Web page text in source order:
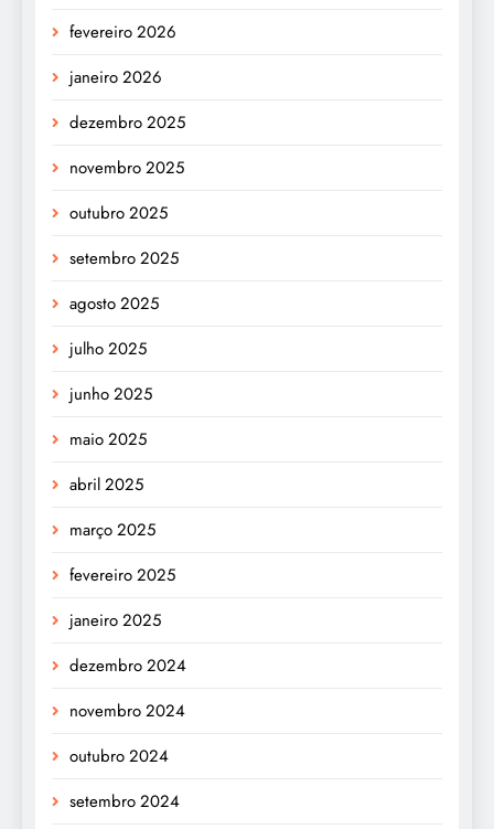
fevereiro 2026
janeiro 2026
dezembro 2025
novembro 2025
outubro 2025
setembro 2025
agosto 2025
julho 2025
junho 2025
maio 2025
abril 2025
março 2025
fevereiro 2025
janeiro 2025
dezembro 2024
novembro 2024
outubro 2024
setembro 2024